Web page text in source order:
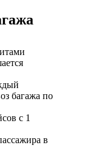
багажа по
с 1
в